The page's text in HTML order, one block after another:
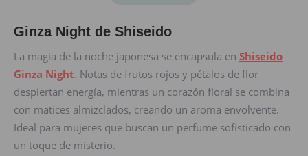
Ginza Night de Shiseido
La magia de la noche japonesa se encapsula en Shiseido
Ginza Night. Notas de frutos rojos y pétalos de flor
despiertan energía, mientras un corazón floral se combina
con matices almizclados, creando un aroma envolvente.
Ideal para mujeres que buscan un perfume sofisticado con
un toque de misterio.